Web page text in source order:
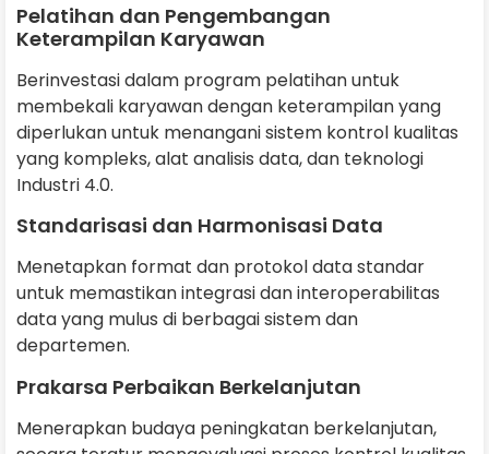
Pelatihan dan Pengembangan
Keterampilan Karyawan
Berinvestasi dalam program pelatihan untuk
membekali karyawan dengan keterampilan yang
diperlukan untuk menangani sistem kontrol kualitas
yang kompleks, alat analisis data, dan teknologi
Industri 4.0.
Standarisasi dan Harmonisasi Data
Menetapkan format dan protokol data standar
untuk memastikan integrasi dan interoperabilitas
data yang mulus di berbagai sistem dan
departemen.
Prakarsa Perbaikan Berkelanjutan
Menerapkan budaya peningkatan berkelanjutan,